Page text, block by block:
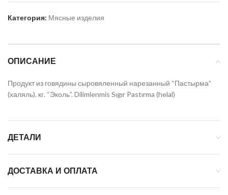
Категория: Мясные изделия
ОПИСАНИЕ
Продукт из говядины сыровяленный нарезанный “Пастырма”
(халяль). кг. “Эколь”. Dilimlenmis Sıgır Pastırma (helal)
ДЕТАЛИ
ДОСТАВКА И ОПЛАТА